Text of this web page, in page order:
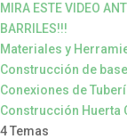
MIRA ESTE VIDEO
BARRILES!!!
Materiales y
Construcción de
Conexiones de
Construcción Huerta
4 Temas